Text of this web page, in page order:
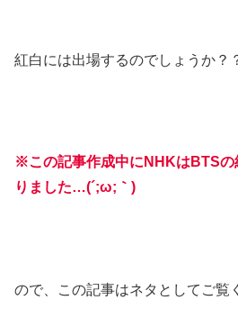
紅白には出場するのでしょうか？
※この記事作成中にNHKはBTSの
りました…(´;ω;｀)
ので、この記事はネタとしてご覧